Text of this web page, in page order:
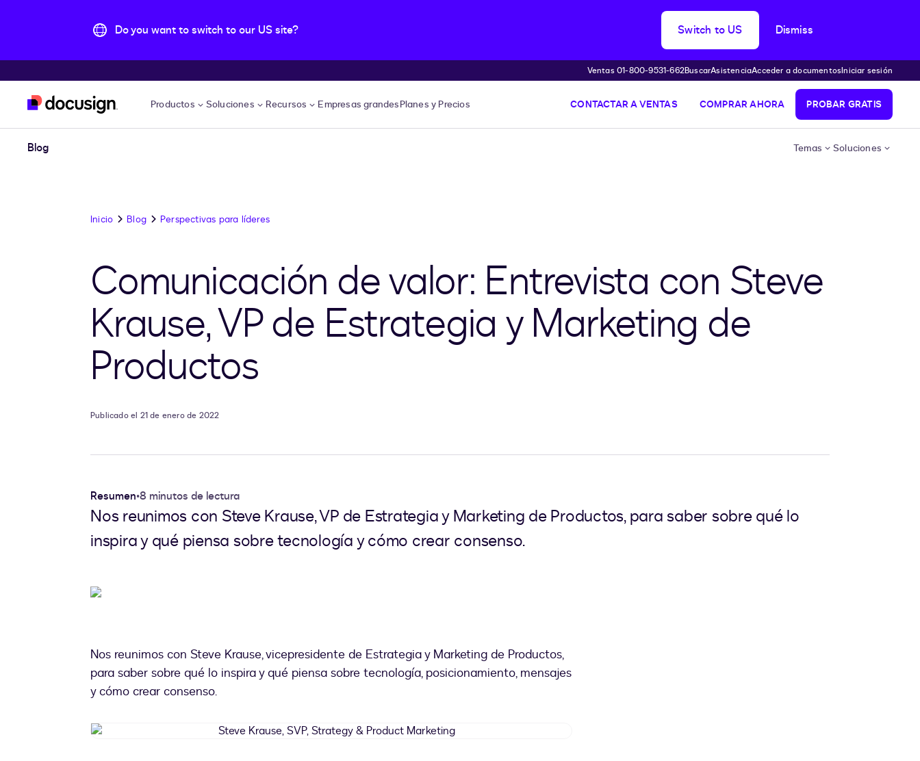
Do you want to switch to our US site? Switch to US Dismiss
Ventas 01-800-9531-662BuscarAsistenciaAcceder a documentosIniciar sesión
Productos Soluciones Recursos Empresas grandesPlanes y Precios CONTACTAR A VENTAS COMPRAR AHORA PROBAR GRATIS
Blog Temas Soluciones
Inicio Blog Perspectivas para líderes
Comunicación de valor: Entrevista con Steve
Krause, VP de Estrategia y Marketing de
Productos
Publicado el 21 de enero de 2022
Resumen•8 minutos de lectura
Nos reunimos con Steve Krause, VP de Estrategia y Marketing de Productos, para saber sobre qué lo
inspira y qué piensa sobre tecnología y cómo crear consenso.
Nos reunimos con Steve Krause, vicepresidente de Estrategia y Marketing de Productos,
para saber sobre qué lo inspira y qué piensa sobre tecnología, posicionamiento, mensajes
y cómo crear consenso.
Steve